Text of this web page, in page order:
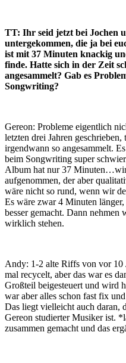
TT: Ihr seid jetzt bei Jochen
untergekommen, die ja bei
ist mit 37 Minuten knackig
finde. Hatte sich in der Zeit
angesammelt? Gab es
Songwriting?
Gereon: Probleme eigentlich
letzten drei Jahren
irgendwann so angesammelt.
beim Songwriting super
Album hat nur 37 Minuten…wir
aufgenommen, der aber
wäre nicht so rund, wenn wir
Es wäre zwar 4 Minuten
besser gemacht. Dann
wirklich stehen.
Andy: 1-2 alte Riffs von vor 10
mal recycelt, aber das war es
Großteil beigesteuert und wird
war aber alles schon fast fix
Das liegt vielleicht auch daran,
Gereon studierter Musiker ist.
zusammen gemacht und das